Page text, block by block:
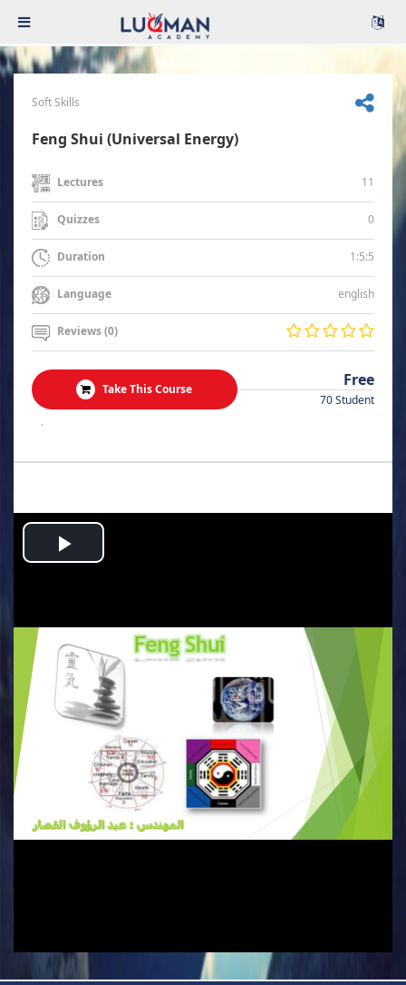
Soft Skills
Feng Shui (Universal Energy)
Lectures 11
Quizzes 0
Duration 1:5:5
Language english
Reviews (0)
Take This Course Free
70 Student
.
Play